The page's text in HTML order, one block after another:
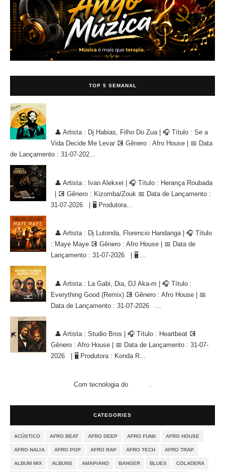
TOP 5 SEMANAL
👤 Artista : Dj Habias, Filho Do Zua | 🎧 Título : Se a
Vida Decide Me Levar 💽 Gênero : Afro House | 📅 Data
de Lançamento : 31-07-202...
👤 Artista : Ivan Alekxei | 🎧 Título : Herança Roubada
| 💽 Gênero : Kizomba/Zouk 📅 Data de Lançamento :
31-07-2026 | 🖥 Produtora...
👤 Artista : Dj Lutonda, Florencio Handanga | 🎧 Título
: Maye Maye 💽 Gênero : Afro House | 📅 Data de
Lançamento : 31-07-2026 | 🖥 ...
👤 Artista : La Gabi, Dia, DJ Aka-m | 🎧 Título :
Everything Good (Remix) 💽 Gênero : Afro House | 📅
Data de Lançamento : 31-07-2026 ...
👤 Artista : Studio Bros | 🎧 Título : Heartbeat 💽
Gênero : Afro House | 📅 Data de Lançamento : 31-07-
2026 | 🖥 Produtora : Konda R...
Com tecnologia do .
CATEGORIES
ACÚSTICO AFRO BEAT AFRO DEEP AFRO FUNK AFRO HOUSE
AFRO NAIJA AFRO POP AFRO RAP AFRO TECH AFRO TRAP
ALBUM MIX ALBUNS AMAPIANO BANGER BLUES COLADERA